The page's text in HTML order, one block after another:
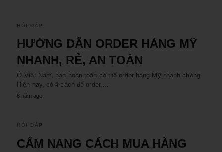
HỎI ĐÁP
HƯỚNG DẪN ORDER HÀNG MỸ
NHANH, RẺ, AN TOÀN
Ở Việt Nam, bạn hoàn toàn có thể order hàng Mỹ nhanh chóng.
Hiện nay, có 4 cách để order,…
8 năm ago
HỎI ĐÁP
CẨM NANG CÁCH MUA HÀNG